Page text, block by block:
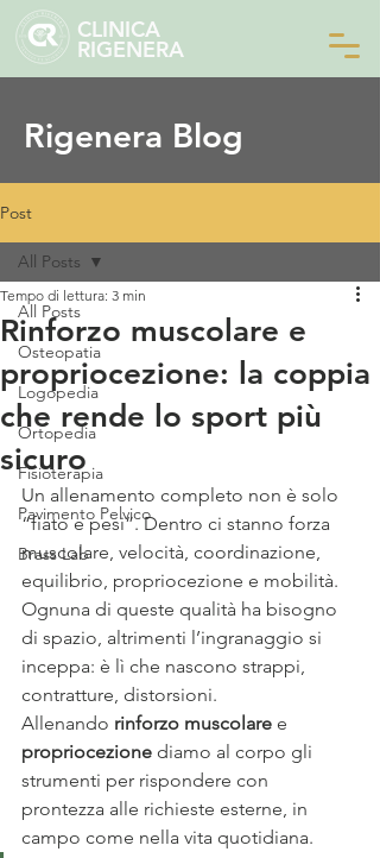
CLINICA
RIGENERA
Rigenera Blog
Post
All Posts
Osteopatia
Logopedia
Ortopedia
Fisioterapia
Pavimento Pelvico
Brass Lab
All Posts
Rinforzo muscolare e
propriocezione: la coppia
che rende lo sport più
sicuro
Tempo di lettura: 3 min
Un allenamento completo non è solo
“fiato e pesi”. Dentro ci stanno forza
muscolare, velocità, coordinazione,
equilibrio, propriocezione e mobilità.
Ognuna di queste qualità ha bisogno
di spazio, altrimenti l’ingranaggio si
inceppa: è lì che nascono strappi,
contratture, distorsioni.
Allenando rinforzo muscolare e
propriocezione diamo al corpo gli
strumenti per rispondere con
prontezza alle richieste esterne, in
campo come nella vita quotidiana.